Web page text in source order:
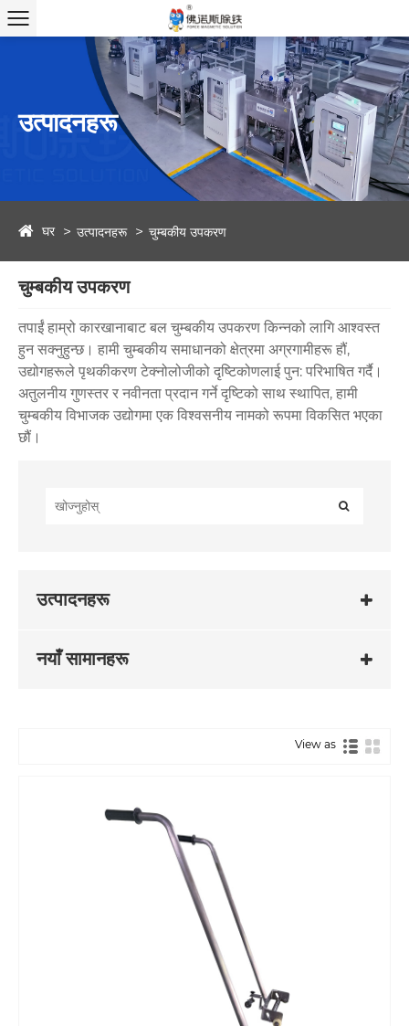
उत्पादनहरू
घर उत्पादनहरू चुम्बकीय उपकरण
चुम्बकीय उपकरण
तपाईं हाम्रो कारखानाबाट बल चुम्बकीय उपकरण किन्नको लागि आश्वस्त
हुन सक्नुहुन्छ। हामी चुम्बकीय समाधानको क्षेत्रमा अग्रगामीहरू हौं,
उद्योगहरूले पृथकीकरण टेक्नोलोजीको दृष्टिकोणलाई पुन: परिभाषित गर्दै।
अतुलनीय गुणस्तर र नवीनता प्रदान गर्ने दृष्टिको साथ स्थापित, हामी
चुम्बकीय विभाजक उद्योगमा एक विश्वसनीय नामको रूपमा विकसित भएका
छौं।
उत्पादनहरू
नयाँ सामानहरू
View as